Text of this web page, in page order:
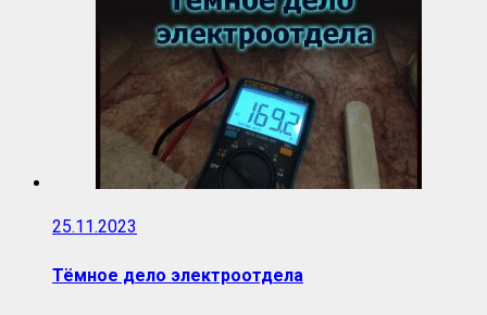
25.11.2023
Тёмное дело электроотдела